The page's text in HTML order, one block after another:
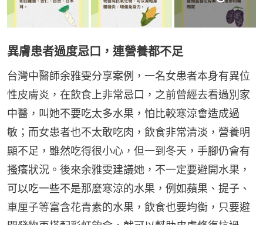
異膚患者過度忌口，連營養都不足
台灣中醫師余雅雯分享案例，一名女患者本身有異位
性皮膚炎，在飲食上非常忌口，之前曾經去看過別家
中醫，叫她不要吃太多水果，怕比較寒涼會造成過
敏；而女患者也不太敢吃肉，飲食非常清淡，營養明
顯不足，雖然吃得很小心，但一到冬天，手腳仍會有
搔癢狀況。後來余雅雯建議她，不一定要避開水果，
可以吃一些不是那麼寒涼的水果，例如蘋果、提子、
車厘子等富含花青素的水果，飲食也要均衡，只要避